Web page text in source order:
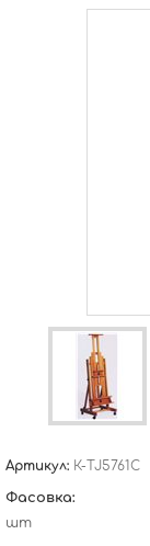
Артикул: К-TJ5761C
Фасовка:
шт